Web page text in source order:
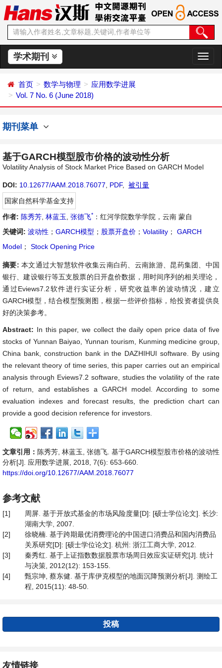
学术期刊
切
换
首页 数学与物理
应用数学进展
Vol. 7 No. 6 (June 2018)
期刊菜单
基于GARCH模型股市价格的波动性分析
Volatility Analysis of Stock Market Price Based on GARCH Model
DOI: 10.12677/AAM.2018.76077 PDF,
被引量
国家自然科学基金支持
作者: 陈秀芳 林蓝玉 张德飞* ：红河学院数学学院，云南 蒙自
关键词: 波动性 ； GARCH模型 ； 股票开盘价 ； Volatility ；
GARCH
Model ； Stock Opening Price
摘要: 本文通过大智慧软件收集云南白药、云南旅游、昆药集团、中国
银行、建设银行等五支股票的日开盘价数据，用时间序列的相关理论，
通过Eviews7.2软件进行实证分析，研究收益率的波动情况，建立
GARCH模型，结合模型预测图，根据一些评价指标，给投资者提供良
好的决策参考。
Abstract: In this paper, we collect the daily open price data of five
stocks of Yunnan Baiyao, Yunnan tourism, Kunming medicine group,
China bank, construction bank in the DAZHIHUI software. By using
the relevant theory of time series, this paper carries out an empirical
analysis through Eviews7.2 software, studies the volatility of the rate
of return, and establishes a GARCH model. According to some
evaluation indexes and forecast results, the prediction chart can
provide a good decision reference for investors.
文章引用： 陈秀芳, 林蓝玉, 张德飞. 基于GARCH模型股市价格的波动性
分析[J]. 应用数学进展, 2018, 7(6): 653-660.
https://doi.org/10.12677/AAM.2018.76077
参考文献
[1]
周屏. 基于开放式基金的市场风险度量[D]: [硕士学位论文]. 长沙:
湖南大学, 2007.
[2]
徐晓楠. 基于跨期最优消费理论的中国进口消费品和国内消费品
关系研究[D]: [硕士学位论文]. 杭州: 浙江工商大学, 2012.
[3]
秦秀红. 基于上证指数数据股票市场周日效应实证研究[J]. 统计
与决策, 2012(12): 153-155.
[4]
甄宗坤, 蔡东健. 基于库伊克模型的地面沉降预测分析[J]. 测绘工
程, 2015(11): 48-50.
投稿
友情链接